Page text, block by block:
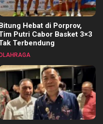
Bitung Hebat di Porprov,
Putri Cabor Basket 3×3
Terbendung